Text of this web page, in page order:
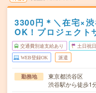
3300円＊＼在宅×
OK！プロジェクト
交通費別途支給あり 土日祝
WEB登録OK 派遣
勤務地
東京都渋谷区
渋谷駅から徒歩1